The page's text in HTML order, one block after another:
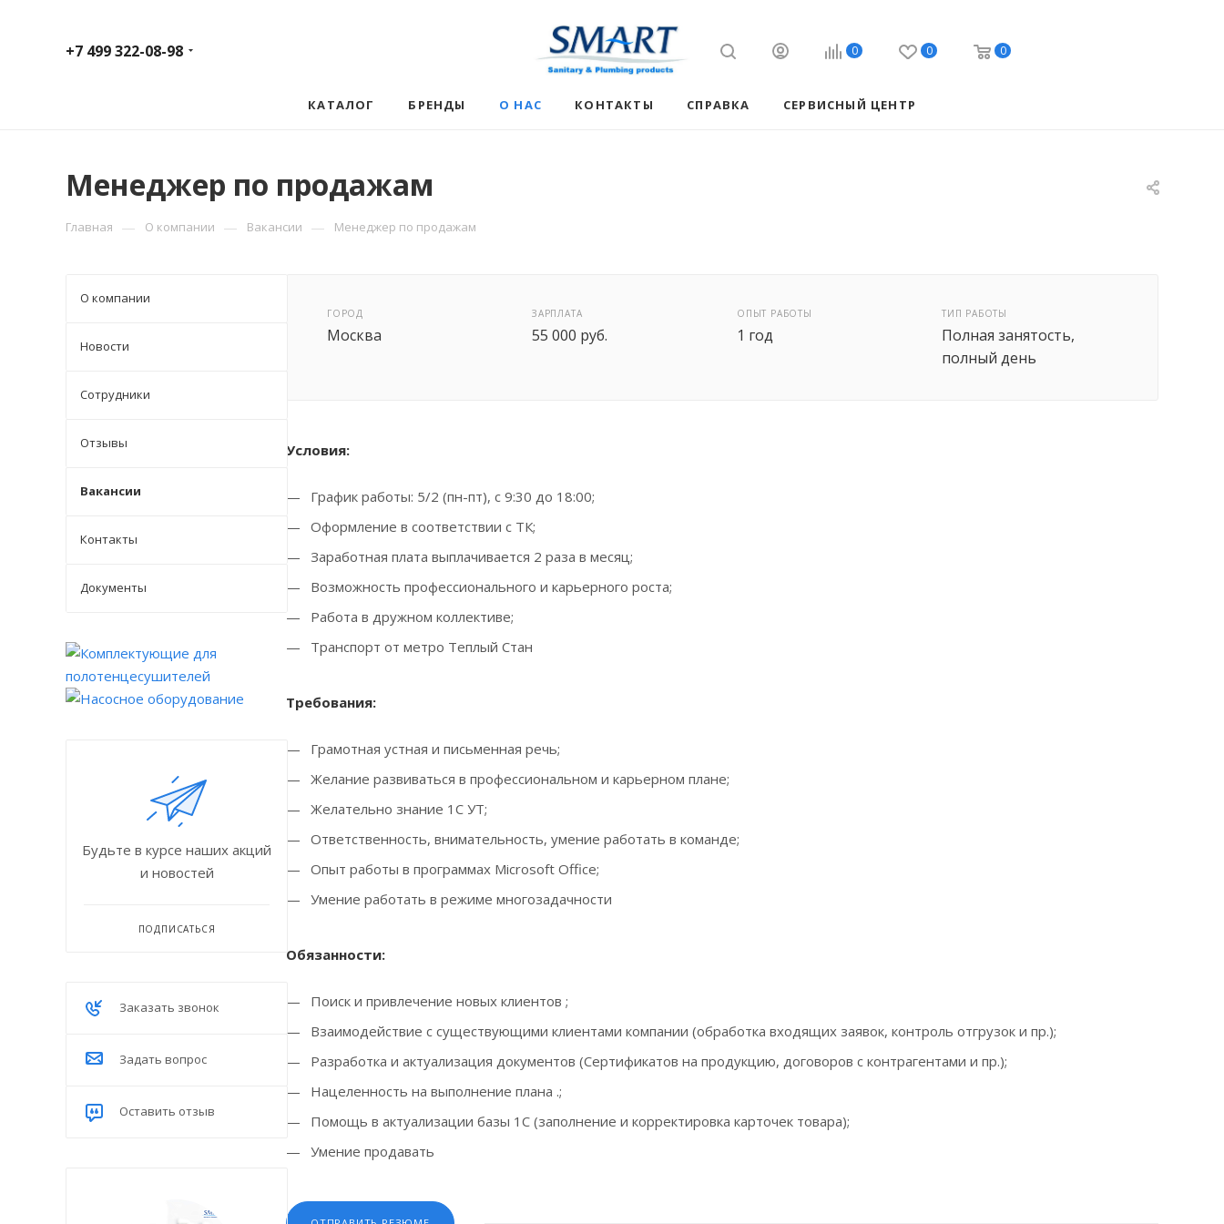
+7 499 322-08-98 0 0 0
КАТАЛОГ БРЕНДЫ О НАС КОНТАКТЫ СПРАВКА СЕРВИСНЫЙ ЦЕНТР
Менеджер по продажам
Главная — О компании — Вакансии — Менеджер по продажам
ГОРОД
Москва
ЗАРПЛАТА
55 000 руб.
ОПЫТ РАБОТЫ
1 год
ТИП РАБОТЫ
Полная занятость,
полный день
Условия:
График работы: 5/2 (пн-пт), с 9:30 до 18:00;
Оформление в соответствии с ТК;
Заработная плата выплачивается 2 раза в месяц;
Возможность профессионального и карьерного роста;
Работа в дружном коллективе;
Транспорт от метро Теплый Стан
Требования:
Грамотная устная и письменная речь;
Желание развиваться в профессиональном и карьерном плане;
Желательно знание 1С УТ;
Ответственность, внимательность, умение работать в команде;
Опыт работы в программах Microsoft Office;
Умение работать в режиме многозадачности
Обязанности:
Поиск и привлечение новых клиентов ;
Взаимодействие с существующими клиентами компании (обработка входящих заявок, контроль отгрузок и пр.);
Разработка и актуализация документов (Сертификатов на продукцию, договоров с контрагентами и пр.);
Нацеленность на выполнение плана .;
Помощь в актуализации базы 1С (заполнение и корректировка карточек товара);
Умение продавать
О компании
Новости
Сотрудники
Отзывы
Вакансии
Контакты
Документы
Будьте в курсе наших акций
и новостей
ПОДПИСАТЬСЯ
Заказать звонок
Задать вопрос
Оставить отзыв